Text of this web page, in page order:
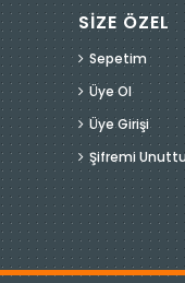
SİZE ÖZEL
Sepetim
Üye Ol
Üye Girişi
Şifremi